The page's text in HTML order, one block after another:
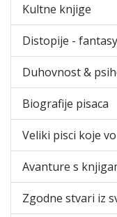
Kultne knjige
Distopije -
Duhovnost &
Biografije pisaca
Veliki pisci koje
Avanture s
Zgodne stvari iz